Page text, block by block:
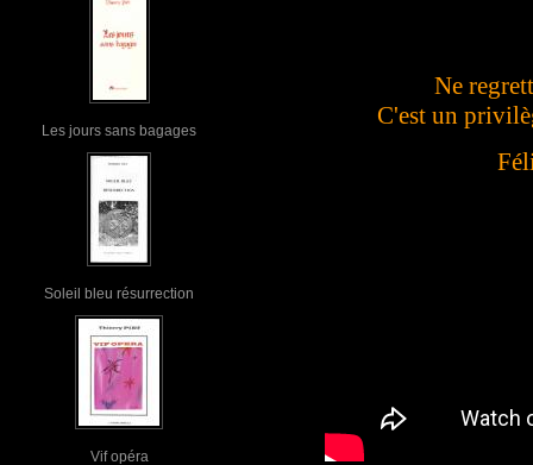
Les jours sans bagages
Soleil bleu résurrection
Vif opéra
Ne
C'est un